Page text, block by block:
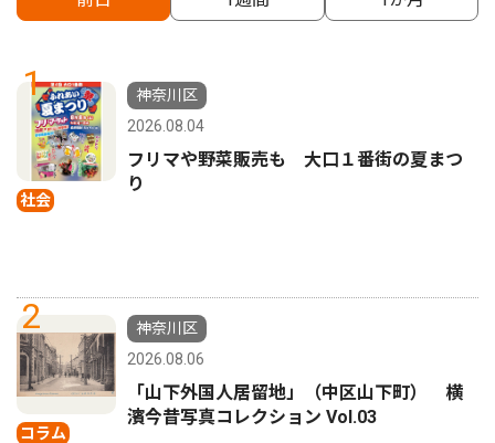
1
社会
神奈川区
2026.08.04
フリマや野菜販売も 大口１番街の夏まつ
り
2
コラム
神奈川区
2026.08.06
「山下外国人居留地」（中区山下町） 横
濱今昔写真コレクション Vol.03